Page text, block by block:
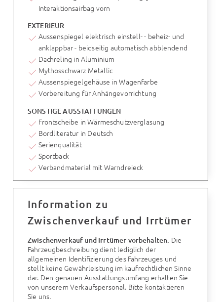
Interaktionsairbag vorn
EXTERIEUR
Aussenspiegel elektrisch einstell- - beheiz- und
anklappbar - beidseitig automatisch abblendend
Dachreling in Aluminium
Mythosschwarz Metallic
Aussenspiegelgehäuse in Wagenfarbe
Vorbereitung für Anhängevorrichtung
SONSTIGE AUSSTATTUNGEN
Frontscheibe in Wärmeschutzverglasung
Bordliteratur in Deutsch
Serienqualität
Sportback
Verbandmaterial mit Warndreieck
Information zu
Zwischenverkauf und Irrtümer
Zwischenverkauf und Irrtümer vorbehalten. Die
Fahrzeugbeschreibung dient lediglich der
allgemeinen Identifizierung des Fahrzeuges und
stellt keine Gewährleistung im kaufrechtlichen Sinne
dar. Den genauen Ausstattungsumfang erhalten Sie
von unserem Verkaufspersonal. Bitte kontaktieren
Sie uns.